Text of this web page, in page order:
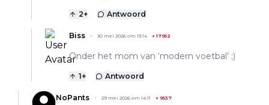
2+ Antwoord
Biss 30 mei 2026 om 13:14 +17952
Onder het mom van ‘modern voetbal’ ;)
1+ Antwoord
NoPants 29 mei 2026 om 14:11 + 9537